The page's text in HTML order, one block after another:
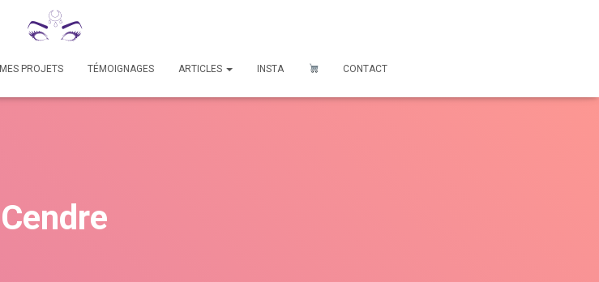
MES PROJETS TÉMOIGNAGES ARTICLES INSTA CONTACT
Cendre